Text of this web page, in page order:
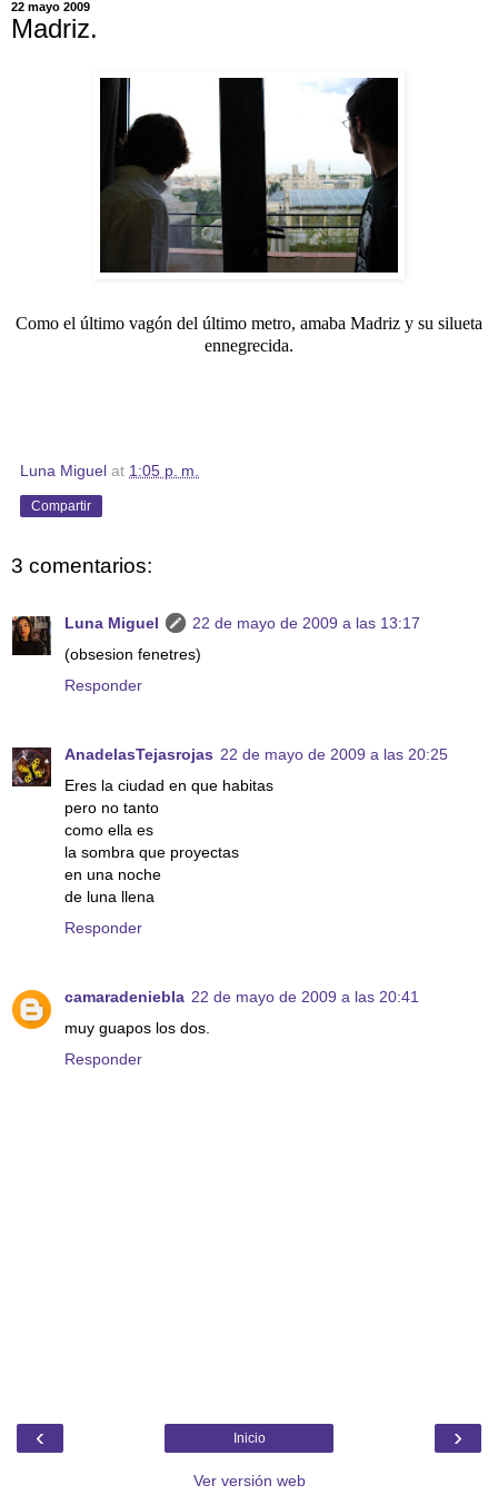
22 mayo 2009
Madriz.
Como el último vagón del último metro, amaba Madriz y su silueta
ennegrecida.
Luna Miguel at 1:05 p. m.
Compartir
3 comentarios:
Luna Miguel
22 de mayo de 2009 a las 13:17
(obsesion fenetres)
Responder
AnadelasTejasrojas 22 de mayo de 2009 a las 20:25
Eres la ciudad en que habitas
pero no tanto
como ella es
la sombra que proyectas
en una noche
de luna llena
Responder
camaradeniebla 22 de mayo de 2009 a las 20:41
muy guapos los dos.
Responder
‹ ›
Inicio
Ver versión web